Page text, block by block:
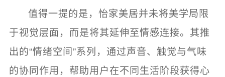
值得一提的是，怡家美居并未将美学局限
于视觉层面，而是将其延伸至情感连接。其推
出的“情绪空间”系列，通过声音、触觉与气味
的协同作用，帮助用户在不同生活阶段获得心